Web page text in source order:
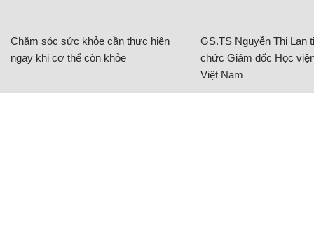
Chăm sóc sức khỏe cần thực hiện
ngay khi cơ thể còn khỏe
GS.TS Nguyễn Thị Lan
chức Giám đốc Học
Việt Nam